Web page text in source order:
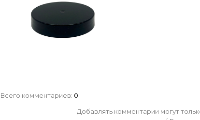
Всего комментариев:0
Добавлять комментарии могут